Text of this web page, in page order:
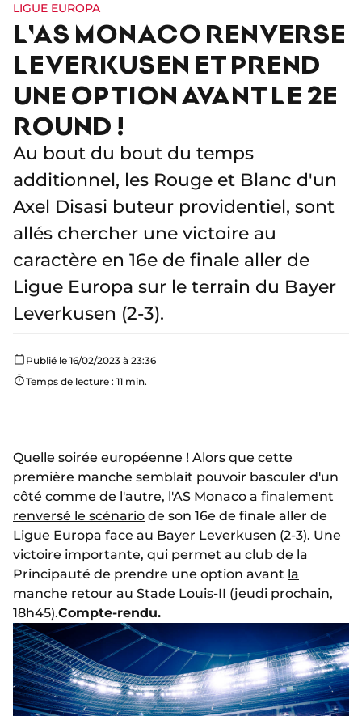
LIGUE EUROPA
L'AS MONACO RENVERSE
LEVERKUSEN ET PREND
UNE OPTION AVANT LE 2E
ROUND !
Au bout du bout du temps
additionnel, les Rouge et Blanc d'un
Axel Disasi buteur providentiel, sont
allés chercher une victoire au
caractère en 16e de finale aller de
Ligue Europa sur le terrain du Bayer
Leverkusen (2-3).
Publié le 16/02/2023 à 23:36
Temps de lecture : 11 min.
Quelle soirée européenne ! Alors que cette
première manche semblait pouvoir basculer d'un
côté comme de l'autre, l'AS Monaco a finalement
renversé le scénario de son 16e de finale aller de
Ligue Europa face au Bayer Leverkusen (2-3). Une
victoire importante, qui permet au club de la
Principauté de prendre une option avant la
manche retour au Stade Louis-II (jeudi prochain,
18h45).Compte-rendu.